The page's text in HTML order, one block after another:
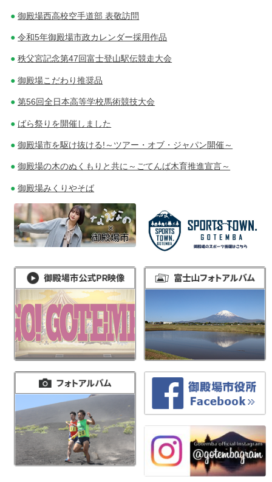
御殿場西高校空手道部 表敬訪問
令和5年御殿場市政カレンダー採用作品
秩父宮記念第47回富士登山駅伝競走大会
御殿場こだわり推奨品
第56回全日本高等学校馬術競技大会
ばら祭りを開催しました
御殿場市を駆け抜ける!～ツアー・オブ・ジャパン開催～
御殿場の木のぬくもりと共に～ごてんば木育推進宣言～
御殿場みくりやそば